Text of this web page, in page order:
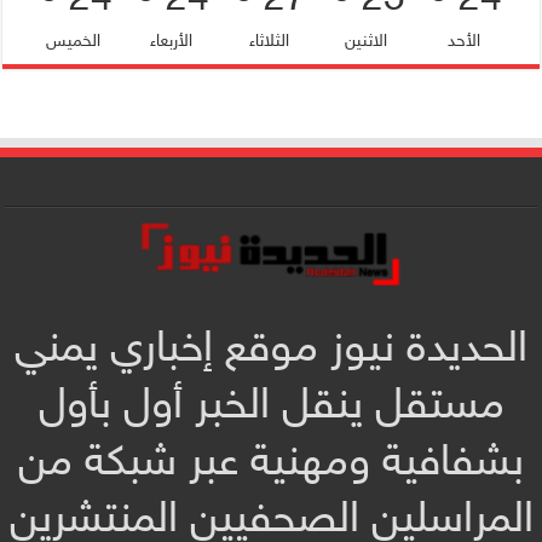
الأحد الاثنين الثلاثاء الأربعاء الخميس
الحديدة نيوز موقع إخباري يمني
مستقل ينقل الخبر أول بأول
بشفافية ومهنية عبر شبكة من
المراسلين الصحفيين المنتشرين